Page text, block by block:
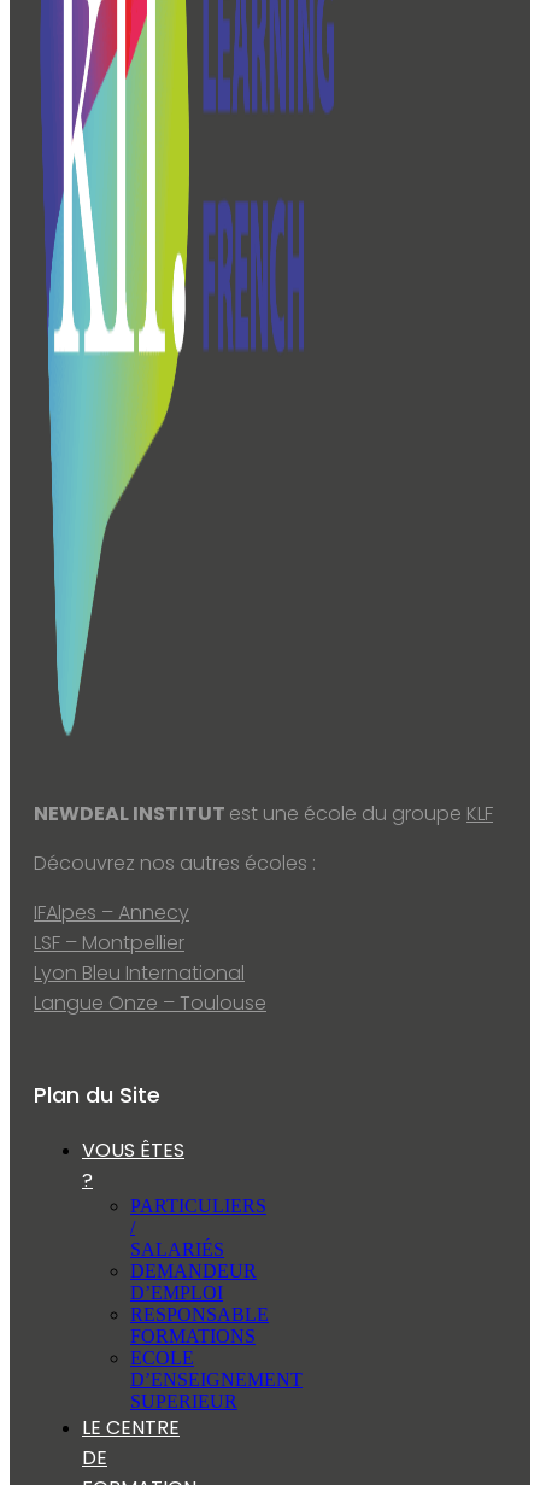
NEWDEAL INSTITUT est une école du groupe KLF
Découvrez nos autres écoles :
IFAlpes – Annecy
LSF – Montpellier
Lyon Bleu International
Langue Onze – Toulouse
Plan du Site
VOUS ÊTES
?
PARTICULIERS
/
SALARIÉS
DEMANDEUR
D’EMPLOI
RESPONSABLE
FORMATIONS
ECOLE
D’ENSEIGNEMENT
SUPERIEUR
LE CENTRE
DE